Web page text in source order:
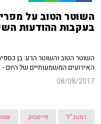
השוטר הטוב על
בעקבות ההודעות
השוטר הטוב והשוטר הרע: בן
האירועים המשמעותיים של היום
08/08/2017
רמטכ"ל פייסבוק